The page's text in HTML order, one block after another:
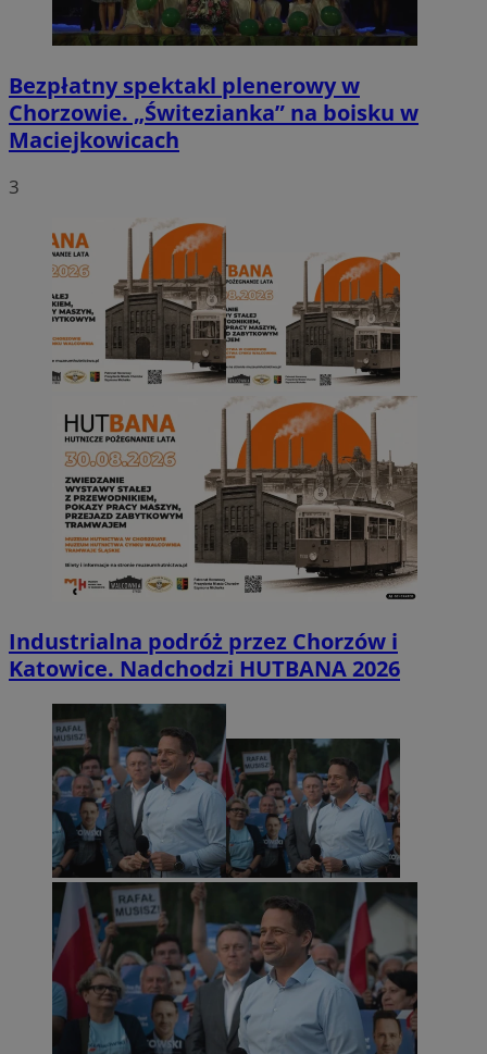
Bezpłatny spektakl plenerowy w
Chorzowie. „Świtezianka” na boisku w
Maciejkowicach
3
Industrialna podróż przez Chorzów i
Katowice. Nadchodzi HUTBANA 2026